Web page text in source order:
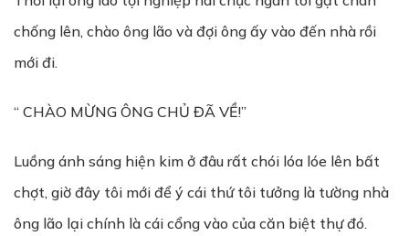
chống lên, chào ông lão và đợi ông ấy vào đến nhà rồi
mới đi.
“ CHÀO MỪNG ÔNG CHỦ ĐÃ VỀ!”
Luồng ánh sáng hiện kim ở đâu rất chói lóa lóe lên bất
chợt, giờ đây tôi mới để ý cái thứ tôi tưởng là tường nhà
ông lão lại chính là cái cổng vào của căn biệt thự đó.